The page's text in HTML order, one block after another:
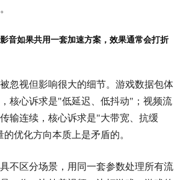
音如果共用一套加速方案，效果通常会打折
忽视但影响很大的细节。游戏数据包体
核心诉求是"低延迟、低抖动"；视频流
输连续，核心诉求是"大带宽、抗缓
优化方向本质上是矛盾的。
不区分场景，用同一套参数处理所有流